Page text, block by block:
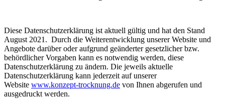
Diese Datenschutzerklärung ist aktuell gültig und hat den Stand
August 2021. Durch die Weiterentwicklung unserer Website und
Angebote darüber oder aufgrund geänderter gesetzlicher bzw.
behördlicher Vorgaben kann es notwendig werden, diese
Datenschutzerklärung zu ändern. Die jeweils aktuelle
Datenschutzerklärung kann jederzeit auf unserer
Website www.konzept-trocknung.de von Ihnen abgerufen und
ausgedruckt werden.